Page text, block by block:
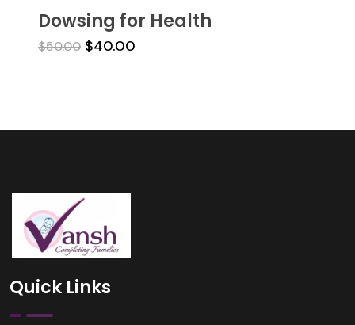
Dowsing for Health
$50.00 $40.00
Quick Links